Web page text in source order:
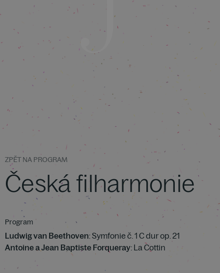
ZPĚT NA PROGRAM
Česká filharmonie
Program
Ludwig van Beethoven: Symfonie č. 1 C dur op. 21
Antoine a Jean Baptiste Forqueray: La Cottin